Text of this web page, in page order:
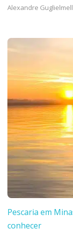
Alexandre
Pescaria em
conhecer